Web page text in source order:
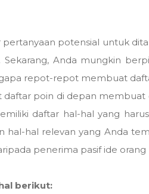
potensial untuk
Sekarang, Anda mungkin
repot-repot membuat
daftar poin di depan
daftar hal-hal yang
hal-hal relevan yang Anda
penerima pasif ide orang
berikut: